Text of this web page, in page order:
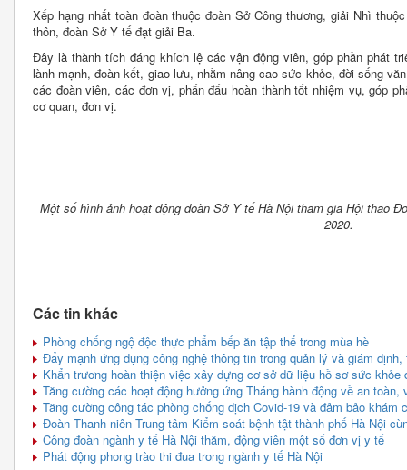
Xếp hạng nhất toàn đoàn thuộc đoàn Sở Công thương, giải Nhì
thôn, đoàn Sở Y tế đạt giải Ba.
Đây là thành tích đáng khích lệ các vận động viên, góp phần phát
lành mạnh, đoàn kết, giao lưu, nhằm nâng cao sức khỏe, đời sống
các đoàn viên, các đơn vị, phấn đấu hoàn thành tốt nhiệm vụ, góp
cơ quan, đơn vị.
Một số hình ảnh hoạt động đoàn Sở Y tế Hà Nội tham gia Hội thao
2020.
Các tin khác
Phòng chống ngộ độc thực phẩm bếp ăn tập thể trong mùa hè
Đẩy mạnh ứng dụng công nghệ thông tin trong quản lý và giám
Khẩn trương hoàn thiện việc xây dựng cơ sở dữ liệu hồ sơ sức khỏe
Tăng cường các hoạt động hưởng ứng Tháng hành động về an toàn,
Tăng cường công tác phòng chống dịch Covid-19 và đảm bảo khám
Đoàn Thanh niên Trung tâm Kiểm soát bệnh tật thành phố Hà Nội
Công đoàn ngành y tế Hà Nội thăm, động viên một số đơn vị y tế
Phát động phong trào thi đua trong ngành y tế Hà Nội